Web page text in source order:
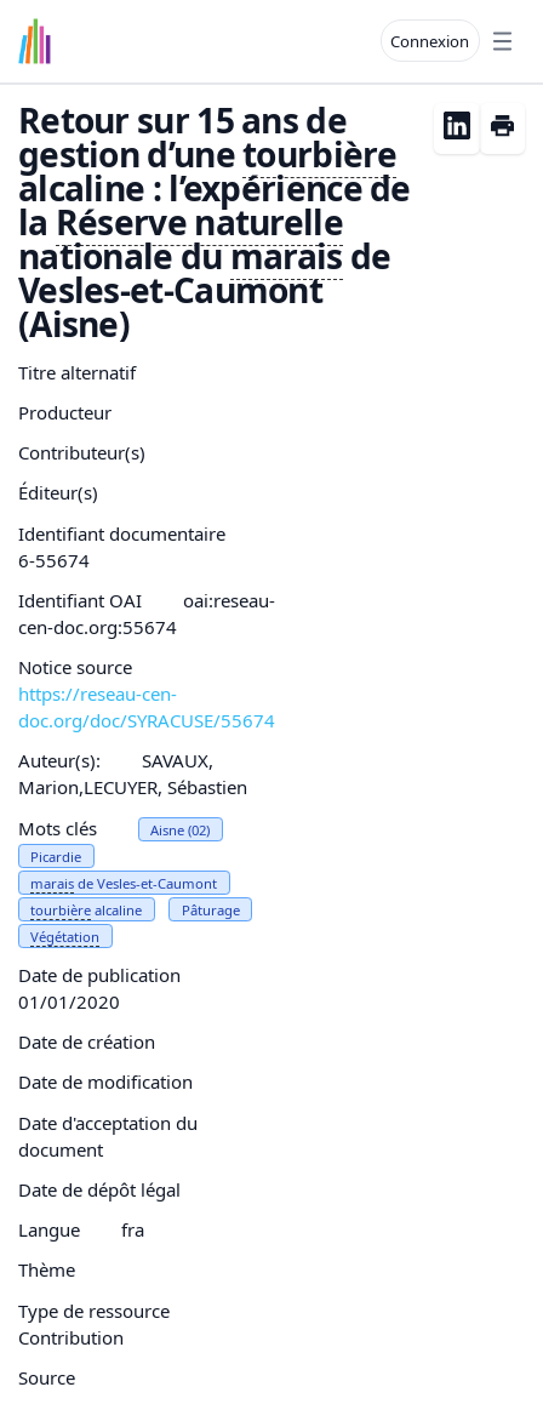
Connexion
Retour sur 15 ans de
gestion d’unetourbière
alcaline : l’expérience de
la Réserve naturelle
nationale dumaraisde
Vesles-et-Caumont
(Aisne)
Titre alternatif
Producteur
Contributeur(s)
Éditeur(s)
Identifiant documentaire
6-55674
Identifiant OAI
oai:reseau-
cen-doc.org:55674
Notice source
https://reseau-cen-
doc.org/doc/SYRACUSE/55674
Auteur(s):
SAVAUX,
Marion,LECUYER, Sébastien
Mots clés
Aisne (02)
Picardie
marais de Vesles-et-Caumont
tourbière alcaline
Pâturage
Végétation
Date de publication
01/01/2020
Date de création
Date de modification
Date d'acceptation du
document
Date de dépôt légal
Langue
fra
Thème
Type de ressource
Contribution
Source